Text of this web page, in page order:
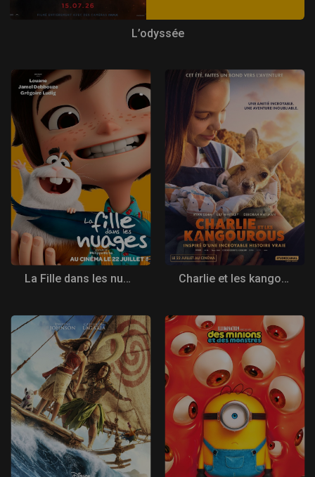
La Fille dans les nuages Charlie et les kangourous
L’odyssée